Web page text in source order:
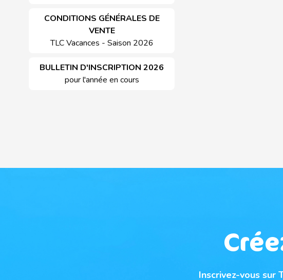
CONDITIONS GÉNÉRALES DE
VENTE
TLC Vacances - Saison 2026
BULLETIN D'INSCRIPTION 2026
pour l'année en cours
Inscrivez-vous sur